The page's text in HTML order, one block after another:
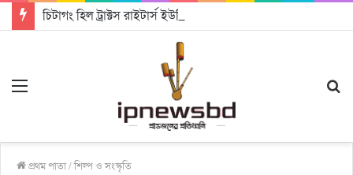
প্রথম পাতা/শিল্প ও সংস্কৃতি